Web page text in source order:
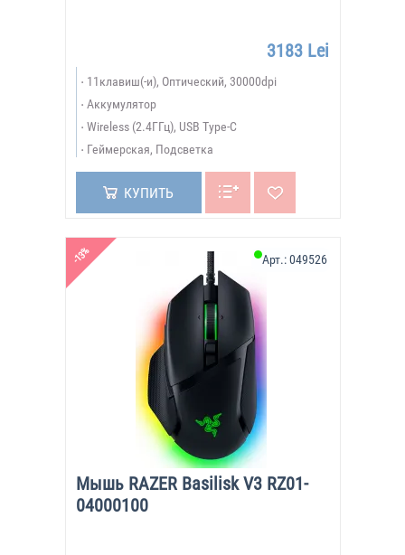
3183 Lei
11клавиш(-и), Оптический, 30000dpi
Аккумулятор
Wireless (2.4ГГц), USB Type-C
Геймерская, Подсветка
КУПИТЬ
-13%
Мышь RAZER Basilisk V3 RZ01-
04000100
Арт.:049526